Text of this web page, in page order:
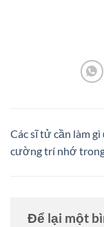
Các sĩ tử cần làm
cường trí nhớ
Để lại một